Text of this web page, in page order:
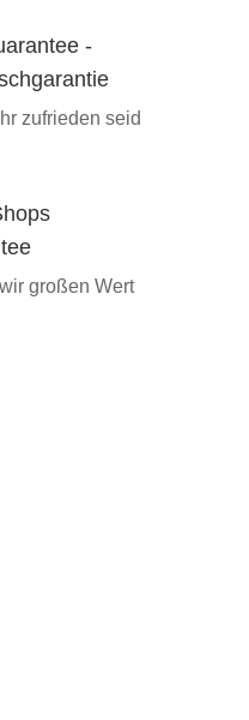
-
zufrieden seid
großen Wert